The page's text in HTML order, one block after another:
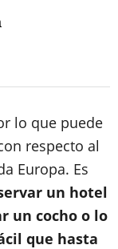
lo que puede
respecto al
Europa. Es
un hotel
un cocho o lo
que hasta